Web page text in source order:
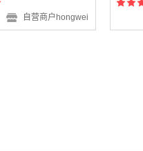
自营商户hongwei